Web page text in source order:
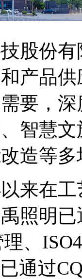
股份
产品
要，
智慧
造等
来在
照明
理、
通过